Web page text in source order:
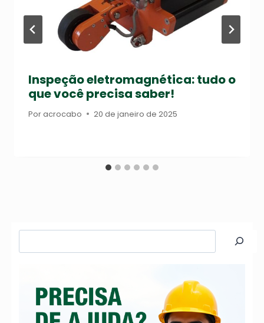
Inspeção eletromagnética: tudo o
que você precisa saber!
Poracrocabo 20 de janeiro de 2025